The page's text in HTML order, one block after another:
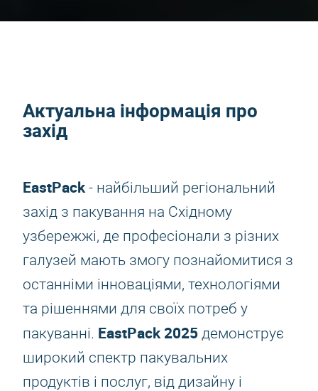
Актуальна інформація про
захід
EastPack- найбільший регіональний
захід з пакування на Східному
узбережжі, де професіонали з різних
галузей мають змогу познайомитися з
останніми інноваціями, технологіями
та рішеннями для своїх потреб у
пакуванні. EastPack 2025 демонструє
широкий спектр пакувальних
продуктів і послуг, від дизайну і